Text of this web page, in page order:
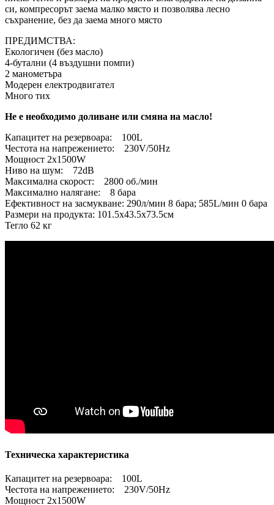
си, компресорът заема малко място и позволява лесно
съхранение, без да заема много място
ПРЕДИМСТВА:
Екологичен (без масло)
4-бутални (4 въздушни помпи)
2 манометъра
Модерен електродвигател
Много тих
Не е необходимо доливане или смяна на масло!
Капацитет на резервоара: 100L
Честота на напрежението: 230V/50Hz
Мощност 2x1500W
Ниво на шум: 72dB
Максимална скорост: 2800 об./мин
Максимално налягане: 8 бара
Ефективност на засмукване: 290л/мин 8 бара; 585L/мин 0 бара
Размери на продукта: 101.5x43.5x73.5см
Тегло 62 кг
Техническа характеристика
Капацитет на резервоара: 100L
Честота на напрежението: 230V/50Hz
Мощност 2x1500W